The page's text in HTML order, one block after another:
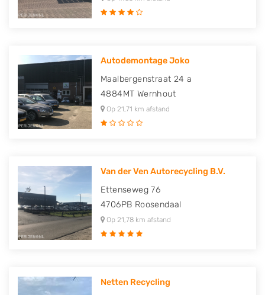
Autodemontage Joko
Maalbergenstraat 24 a
4884MT Wernhout
Op 21,71 km afstand
Van der Ven Autorecycling B.V.
Ettenseweg 76
4706PB Roosendaal
Op 21,78 km afstand
Netten Recycling